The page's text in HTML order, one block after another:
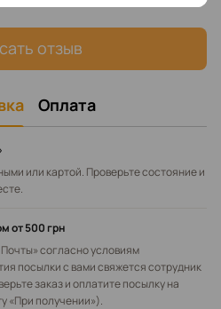
отзыв
Оплата
или картой. Проверьте состояние и
от 500 грн
согласно условиям
посылки с вами свяжется сотрудник
заказ и оплатите посылку на
«При получении»).